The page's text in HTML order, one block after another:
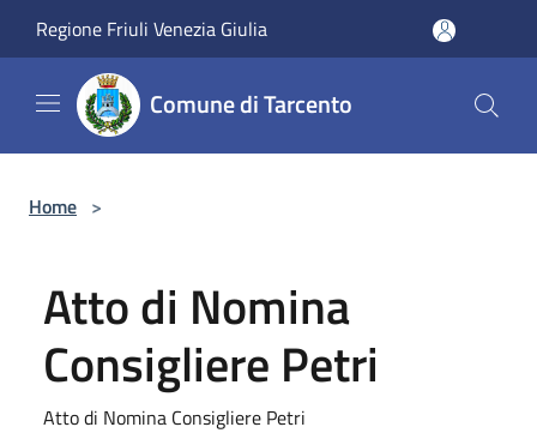
Regione Friuli Venezia Giulia
Comune di Tarcento
Home >
Atto di Nomina
Consigliere Petri
Atto di Nomina Consigliere Petri